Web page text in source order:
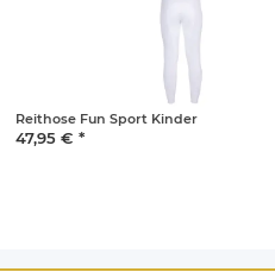
Reithose Fun Sport Kinder
47,95 € *